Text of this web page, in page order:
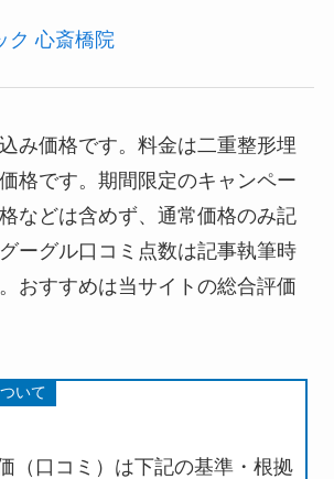
ク 心斎橋院
み価格です。料金は二重整形埋
格です。期間限定のキャンペー
などは含めず、通常価格のみ記
ーグル口コミ点数は記事執筆時
おすすめは当サイトの総合評価
いて
（口コミ）は下記の基準・根拠